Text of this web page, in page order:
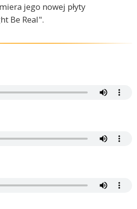
jego nowej płyty
Be Real".